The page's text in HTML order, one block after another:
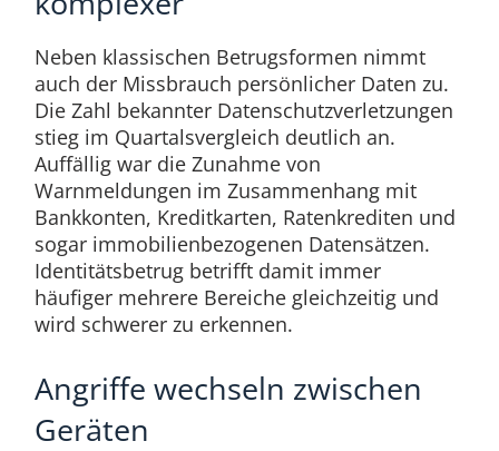
Neben klassischen Betrugsformen nimmt
auch der Missbrauch persönlicher Daten zu.
Die Zahl bekannter Datenschutzverletzungen
stieg im Quartalsvergleich deutlich an.
Auffällig war die Zunahme von
Warnmeldungen im Zusammenhang mit
Bankkonten, Kreditkarten, Ratenkrediten und
sogar immobilienbezogenen Datensätzen.
Identitätsbetrug betrifft damit immer
häufiger mehrere Bereiche gleichzeitig und
wird schwerer zu erkennen.
Angriffe wechseln zwischen
Geräten